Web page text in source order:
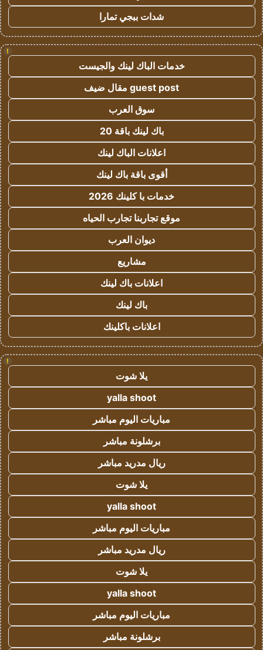
شدات ببجي تمارا
!
خدمات الباك لينك والجيست
guest post مقال ضيف
سوق العرب
باك لينك باقة 20
اعلانات الباك لينك
أقوى باقة باك لينك
خدمات با كلينك 2026
موقع تجاربنا تجارب الحياه
ديوان العرب
مشاريع
اعلانات باك لينك
باك لينك
اعلانات باكلينك
!
يلا شوت
yalla shoot
مباريات اليوم مباشر
برشلونة مباشر
ريال مدريد مباشر
يلا شوت
yalla shoot
مباريات اليوم مباشر
ريال مدريد مباشر
يلا شوت
yalla shoot
مباريات اليوم مباشر
برشلونة مباشر